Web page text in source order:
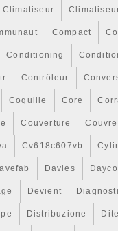
Climatiseur
Compact
Conditioning
Contrôleur
Coquille Core
Couverture
Cv618c607vb
Davies Dayco
Devient
Distribuzione
d’achat sera
paiement a été
que nous vous
de ce que
dans les 14
ou le
utilisons les
«
23 novembre
– pièces,
localisé à/en
monde.